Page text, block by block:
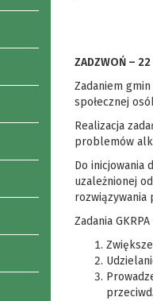
ZADZWOŃ –
Zadaniem
społecznej
Realizacja
problemów
Do inicjowania
uzależnionej
rozwiązywania
Zadania